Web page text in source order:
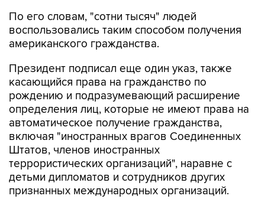
По его словам, "сотни тысяч" людей
воспользовались таким способом получения
американского гражданства.
Президент подписал еще один указ, также
касающийся права на гражданство по
рождению и подразумевающий расширение
определения лиц, которые не имеют права на
автоматическое получение гражданства,
включая "иностранных врагов Соединенных
Штатов, членов иностранных
террористических организаций", наравне с
детьми дипломатов и сотрудников других
признанных международных организаций.